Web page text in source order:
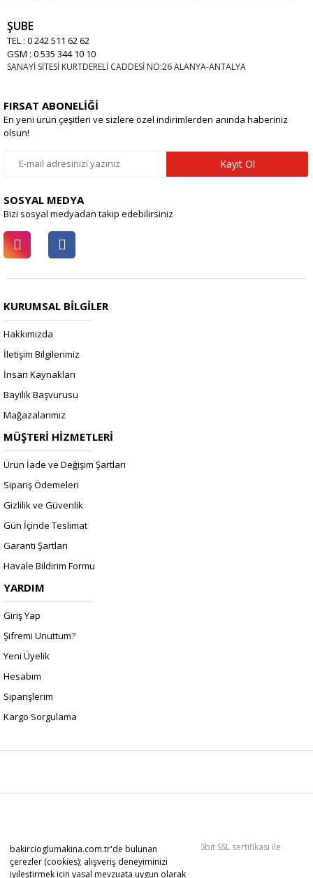
bakircioglumakina.com.tr'de bulunan
çerezler (cookies); alışveriş deneyiminizi
iyileştirmek için yasal mevzuata uygun olarak
ŞUBE
TEL : 0 242 511 62 62
GSM : 0 535 344 10 10
SANAYİ SİTESİ KURTDERELİ CADDESİ NO:26 ALANYA-ANTALYA
FIRSAT ABONELİĞİ
En yeni ürün çeşitleri ve sizlere özel indirimlerden anında haberiniz
olsun!
Kayıt Ol
SOSYAL MEDYA
Bizi sosyal medyadan takip edebilirsiniz
KURUMSAL BİLGİLER
Hakkımızda
İletişim Bilgilerimiz
İnsan Kaynakları
Bayilik Başvurusu
Mağazalarımız
MÜŞTERİ HİZMETLERİ
Ürün İade ve Değişim Şartları
Sipariş Ödemeleri
Gizlilik ve Güvenlik
Gün İçinde Teslimat
Garanti Şartları
Havale Bildirim Formu
YARDIM
Giriş Yap
Şifremi Unuttum?
Yeni Üyelik
Hesabım
Siparişlerim
Kargo Sorgulama
Copyright 2022 © Kredi kartı bilgileriniz 256bit SSL sertifikası ile
korunmaktadır.